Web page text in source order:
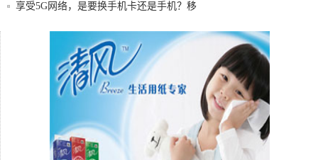
号开通
享受5G网络，是要换手机卡还是手机？移
iPhoneX成苹果最值得购买的手机，库克：